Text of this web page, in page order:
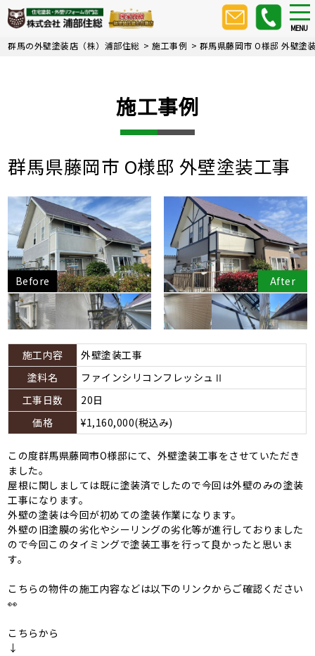
Skip
to
content
MENU
群馬の外壁塗装店（株）浦部住総 >施工事例 > 群馬県藤岡市 O様邸 外壁塗
施工事例
群馬県藤岡市 O様邸 外壁塗装工事
Before After
施工内容
外壁塗装工事
塗料名
ファインシリコンフレッシュⅡ
工事日数
20日
価格
¥1,160,000(税込み)
この度群馬県藤岡市O様邸にて、外壁塗装工事をさせていただき
ました。
屋根に関しましては既に塗装済でしたので今回は外壁のみの塗装
工事になります。
外壁の塗装は今回が初めての塗装作業になります。
外壁の旧塗膜の劣化やシーリングの劣化等が進行しておりました
ので今回このタイミングで塗装工事を行って良かったと思いま
す。
こちらの物件の施工内容などは以下のリンクからご確認ください
👀
こちらから
↓